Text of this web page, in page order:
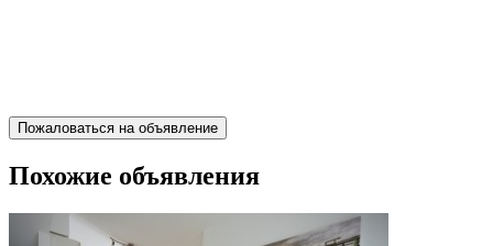
Пожаловаться на объявление
Похожие объявления